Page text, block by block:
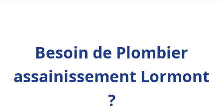
Besoin de Plombier
assainissement Lormont
?